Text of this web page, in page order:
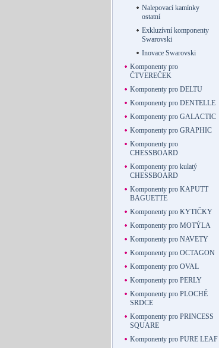
Nalepovací kamínky
ostatní
Exkluzívní komponenty
Swarovski
Inovace Swarovski
Komponenty pro
ČTVEREČEK
Komponenty pro DELTU
Komponenty pro DENTELLE
Komponenty pro GALACTIC
Komponenty pro GRAPHIC
Komponenty pro
CHESSBOARD
Komponenty pro kulatý
CHESSBOARD
Komponenty pro KAPUTT
BAGUETTE
Komponenty pro KYTIČKY
Komponenty pro MOTÝLA
Komponenty pro NAVETY
Komponenty pro OCTAGON
Komponenty pro OVAL
Komponenty pro PERLY
Komponenty pro PLOCHÉ
SRDCE
Komponenty pro PRINCESS
SQUARE
Komponenty pro PURE LEAF